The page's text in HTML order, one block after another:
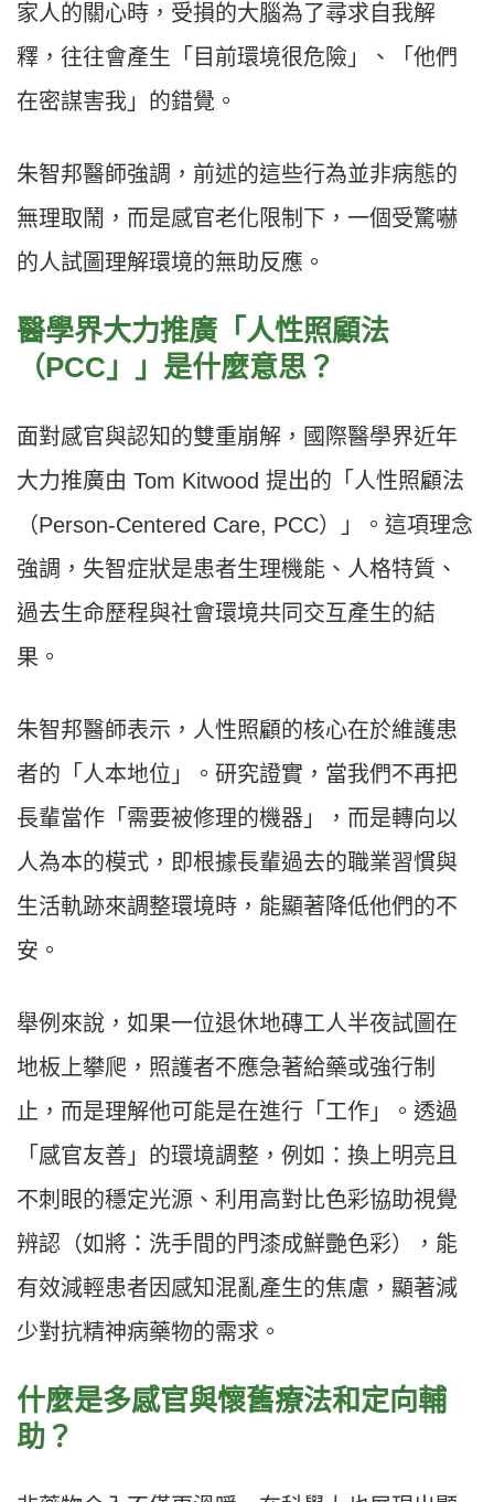
家人的關心時，受損的大腦為了尋求自我解
釋，往往會產生「目前環境很危險」、「他們
在密謀害我」的錯覺。
朱智邦醫師強調，前述的這些行為並非病態的
無理取鬧，而是感官老化限制下，一個受驚嚇
的人試圖理解環境的無助反應。
醫學界大力推廣「人性照顧法
（PCC」」是什麼意思？
面對感官與認知的雙重崩解，國際醫學界近年
大力推廣由 Tom Kitwood 提出的「人性照顧法
（Person-Centered Care, PCC）」。這項理念
強調，失智症狀是患者生理機能、人格特質、
過去生命歷程與社會環境共同交互產生的結
果。
朱智邦醫師表示，人性照顧的核心在於維護患
者的「人本地位」。研究證實，當我們不再把
長輩當作「需要被修理的機器」，而是轉向以
人為本的模式，即根據長輩過去的職業習慣與
生活軌跡來調整環境時，能顯著降低他們的不
安。
舉例來說，如果一位退休地磚工人半夜試圖在
地板上攀爬，照護者不應急著給藥或強行制
止，而是理解他可能是在進行「工作」。透過
「感官友善」的環境調整，例如：換上明亮且
不刺眼的穩定光源、利用高對比色彩協助視覺
辨認（如將：洗手間的門漆成鮮艷色彩），能
有效減輕患者因感知混亂產生的焦慮，顯著減
少對抗精神病藥物的需求。
什麼是多感官與懷舊療法和定向輔
助？